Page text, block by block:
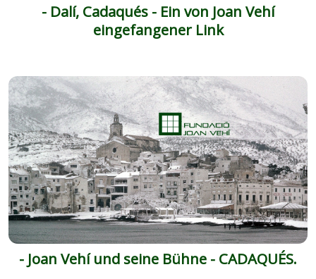
- Dalí, Cadaqués - Ein von Joan Vehí
eingefangener Link
- Joan Vehí und seine Bühne - CADAQUÉS.